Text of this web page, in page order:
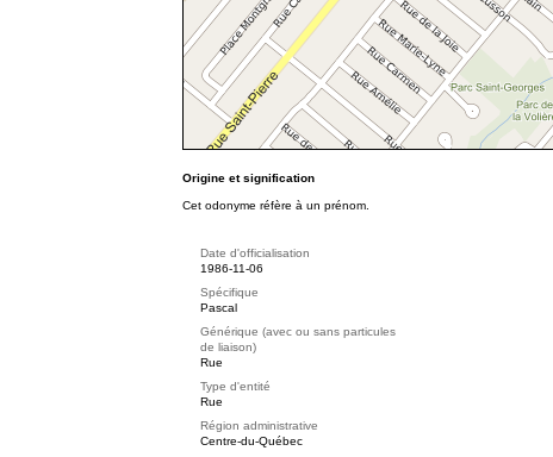
Origine et signification
Cet odonyme réfère à un prénom.
Date d'officialisation
1986-11-06
Spécifique
Pascal
Générique (avec ou sans particules
de liaison)
Rue
Type d'entité
Rue
Région administrative
Centre-du-Québec